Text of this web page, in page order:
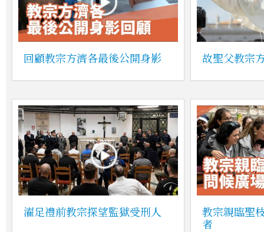
回顧教宗方濟各最後公開身影 故聖父教宗
濯足禮前教宗探望監獄受刑人
教宗親臨聖
者